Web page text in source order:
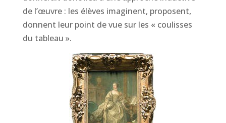
de l’œuvre : les élèves imaginent, proposent,
donnent leur point de vue sur les « coulisses
du tableau ».